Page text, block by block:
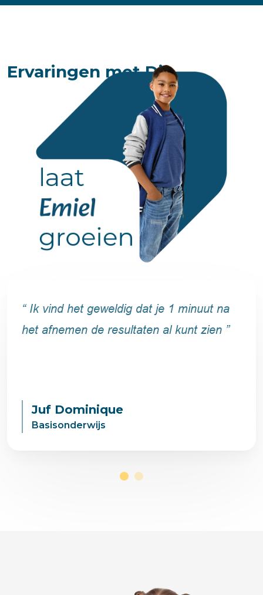
Ervaringen met Dia
“ Ik vind het geweldig dat je 1 minuut na
het afnemen de resultaten al kunt zien ”
Juf Dominique
Basisonderwijs